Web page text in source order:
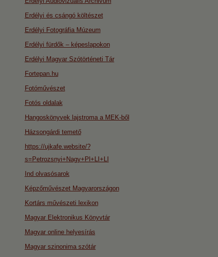
Erdélyi és csángó költészet
Erdélyi Fotográfia Múzeum
Erdélyi fürdők – képeslapokon
Erdélyi Magyar Szótörténeti Tár
Fortepan.hu
Fotóművészet
Fotós oldalak
Hangoskönyvek lajstroma a MEK-ből
Házsongárdi temető
https://ujkafe.website/?
s=Petrozsnyi+Nagy+Pl+LI+LI
Ind olvasósarok
Képzőművészet Magyarországon
Kortárs művészeti lexikon
Magyar Elektronikus Könyvtár
Magyar online helyesírás
Magyar szinonima szótár